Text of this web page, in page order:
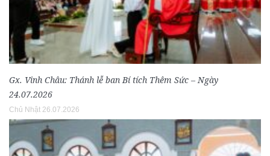
Gx. Vinh Châu: Thánh lễ ban Bí tích Thêm Sức – Ngày
24.07.2026
Chủ Nhật 26.07.2026